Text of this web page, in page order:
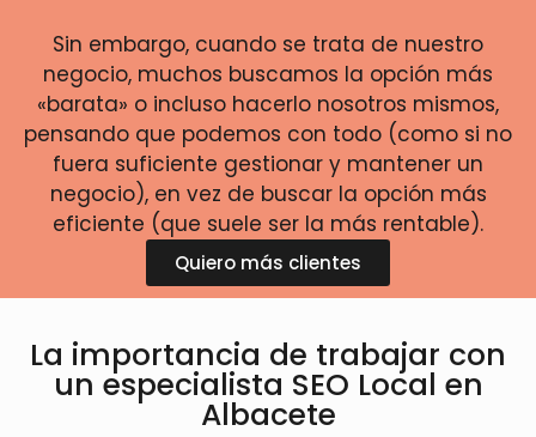
Sin embargo, cuando se trata de nuestro
negocio, muchos buscamos la opción más
«barata» o incluso hacerlo nosotros mismos,
pensando que podemos con todo (como si no
fuera suficiente gestionar y mantener un
negocio), en vez de buscar la opción más
eficiente (que suele ser la más rentable).
Quiero más clientes
La importancia de trabajar con
un especialista SEO Local en
Albacete